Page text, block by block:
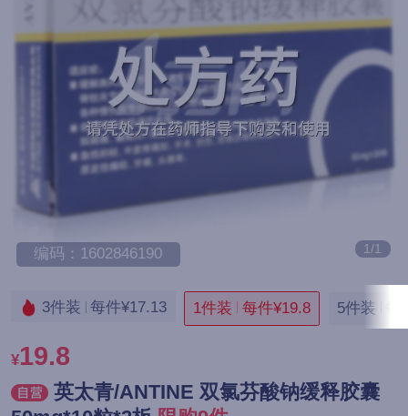
1/1
编码：1602846190
3件装 每件¥17.13 1件装 每件¥19.8 5件装
¥19.8
英太青/ANTINE 双氯芬酸钠缓释胶囊